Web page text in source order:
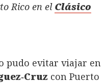
Rico en el Clásico
pudo evitar viajar en
con Puerto